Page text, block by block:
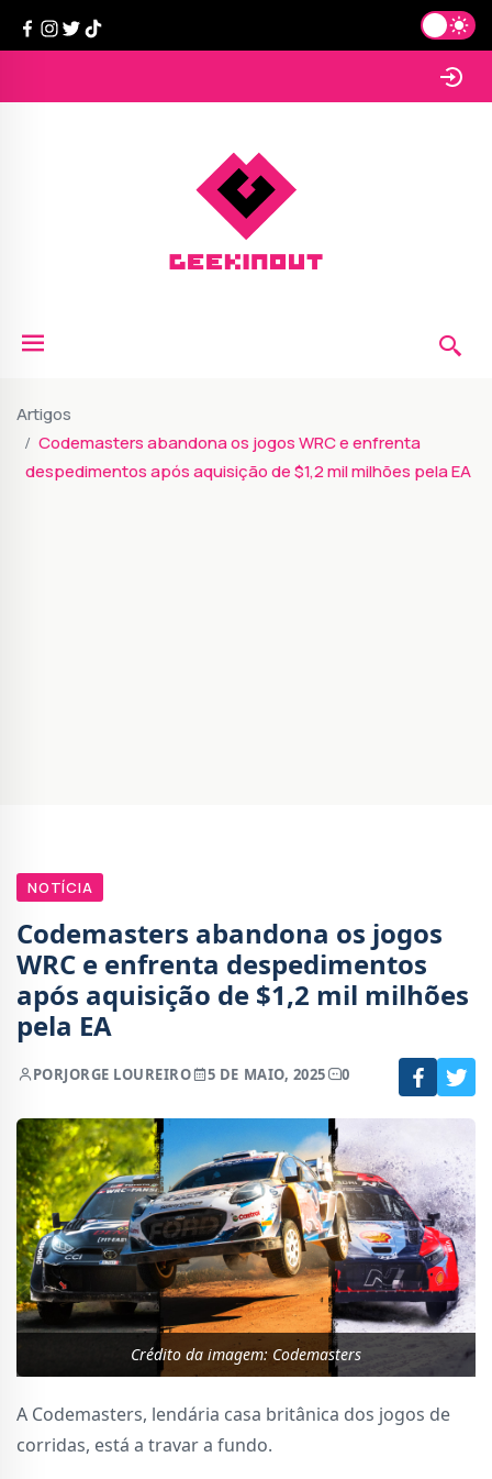
Artigos
Codemasters abandona os jogos WRC e enfrenta
despedimentos após aquisição de $1,2 mil milhões pela EA
NOTÍCIA
Codemasters abandona os jogos
WRC e enfrenta despedimentos
após aquisição de $1,2 mil milhões
pela EA
PORJORGE LOUREIRO 5 DE MAIO, 2025 0
Crédito da imagem: Codemasters
A Codemasters, lendária casa britânica dos jogos de
corridas, está a travar a fundo.